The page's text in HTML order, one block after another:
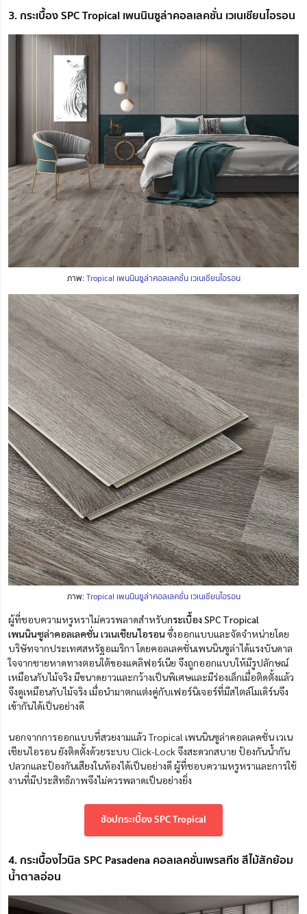
3. กระเบื้อง SPC Tropical เพนนินซูล่าคอลเลคชั่น เวเนเชียนไอรอน
ภาพ:Tropical เพนนินซูล่าคอลเลคชั่น เวเนเชียนไอรอน
ภาพ:Tropical เพนนินซูล่าคอลเลคชั่น เวเนเชียนไอรอน
ผู้ที่ชอบความหรูหราไม่ควรพลาดสำหรับกระเบื้อง SPC Tropical
เพนนินซูล่าคอลเลคชั่น เวเนเชียนไอรอนซึ่งออกแบบและจัดจำหน่ายโดย
บริษัทจากประเทศสหรัฐอเมริกา โดยคอลเลคชั่นเพนนินซูล่าได้แรงบันดาล
ใจจากชายหาดทางตอนใต้ของแคลิฟอร์เนีย จึงถูกออกแบบให้มีรูปลักษณ์
เหมือนกับไม้จริง มีขนาดยาวและกว้างเป็นพิเศษและมีร่องเล็กเมื่อติดตั้งแล้ว
จึงดูเหมือนกับไม้จริง เมื่อนำมาตกแต่งคู่กับเฟอร์นิเจอร์ที่มีสไตล์โมเดิร์นจึง
เข้ากันได้เป็นอย่างดี
นอกจากการออกแบบที่สวยงามแล้ว Tropical เพนนินซูล่าคอลเลคชั่น เวเน
เชียนไอรอน ยังติดตั้งด้วยระบบ Click-Lock จึงสะดวกสบาย ป้องกันน้ำกัน
ปลวกและป้องกันเสียงในห้องได้เป็นอย่างดี ผู้ที่ชอบความหรูหราและการใช้
งานที่มีประสิทธิภาพจึงไม่ควรพลาดเป็นอย่างยิ่ง
ช้อปกระเบื้อง SPC Tropical
4. กระเบื้องไวนิล SPC Pasadena คอลเลคชั่นเพรสทีช สีไม้สักย้อม
น้ำตาลอ่อน